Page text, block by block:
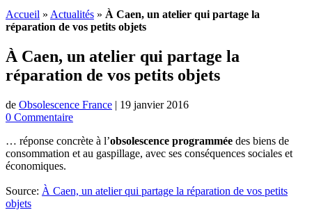
Accueil » Actualités » À Caen, un atelier qui partage la
réparation de vos petits objets
À Caen, un atelier qui partage la
réparation de vos petits objets
de Obsolescence France | 19 janvier 2016
0 Commentaire
… réponse concrète à l’obsolescence programmée des biens de
consommation et au gaspillage, avec ses conséquences sociales et
économiques.
Source: À Caen, un atelier qui partage la réparation de vos petits
objets